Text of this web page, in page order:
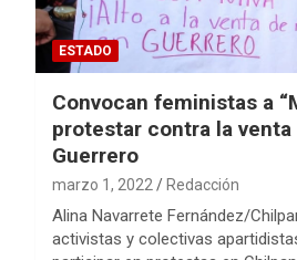
ESTADO
Convocan feministas a
protestar contra la venta
Guerrero
marzo 1, 2022 Redacción
Alina Navarrete Fernández/
activistas y colectivas